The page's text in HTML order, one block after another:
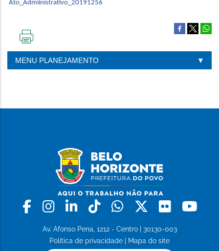
Ato_Admiinistrativo_20191256
PÁGINA
MENU PLANEJAMENTO
Facebook
Instagram
LinkedinTiktokWhatsapp
X Flickr
Av. Afonso Pena, 1212 - Centro | 30130-003
Política de privacidade
Mapa do site